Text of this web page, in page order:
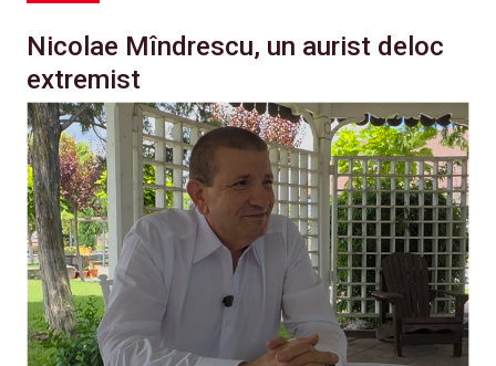
Nicolae Mîndrescu, un aurist deloc
extremist